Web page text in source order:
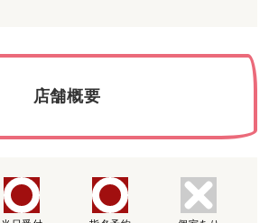
店舗概要